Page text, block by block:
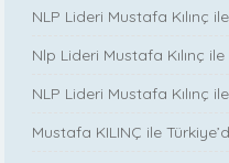
NLP Lideri Mustafa Kılınç
Nlp Lideri Mustafa Kılınç
NLP Lideri Mustafa Kılınç
Mustafa KILINÇ ile